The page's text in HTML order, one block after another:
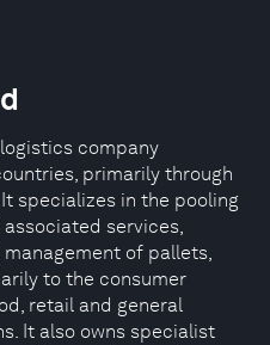
company
primarily through
specializes in the pooling
services,
of pallets,
to the consumer
retail and general
It also owns specialist